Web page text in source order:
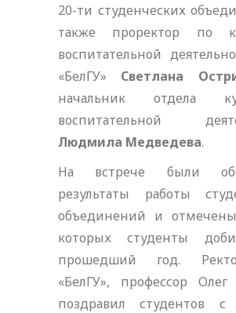
20-ти студенческих
также проректор по
воспитательной
«БелГУ» Светлана
начальник отдела
воспитательной
Людмила Медведева.
На встрече были
результаты работы
объединений и
которых студенты
прошедший год.
«БелГУ», профессор Олег
поздравил студентов с